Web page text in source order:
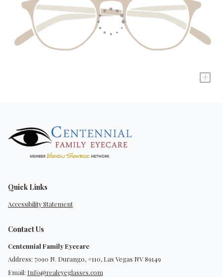
+
Quick Links
Accessibility Statement
Contact Us
Centennial Family Eyecare
Address: 7090 N. Durango, #110, Las Vegas NV 89149
Email: Info@realeyeglasses.com